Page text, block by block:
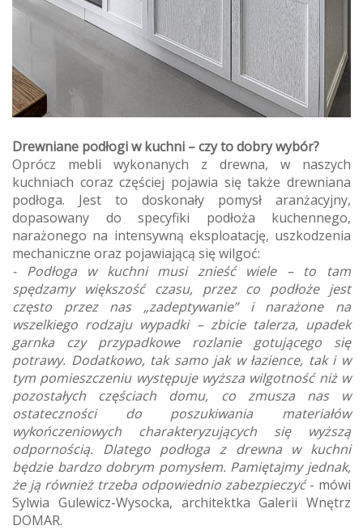
Drewniane podłogi w kuchni – czy to dobry wybór?
Oprócz mebli wykonanych z drewna, w naszych
kuchniach coraz częściej pojawia się także drewniana
podłoga. Jest to doskonały pomysł aranżacyjny,
dopasowany do specyfiki podłoża kuchennego,
narażonego na intensywną eksploatację, uszkodzenia
mechaniczne oraz pojawiającą się wilgoć:
- Podłoga w kuchni musi znieść wiele – to tam
spędzamy większość czasu, przez co podłoże jest
często przez nas „zadeptywanie” i narażone na
wszelkiego rodzaju wypadki – zbicie talerza, upadek
garnka czy przypadkowe rozlanie gotującego się
potrawy. Dodatkowo, tak samo jak w łazience, tak i w
tym pomieszczeniu występuje wyższa wilgotność niż w
pozostałych częściach domu, co zmusza nas w
ostateczności do poszukiwania materiałów
wykończeniowych charakteryzujących się wyższą
odpornością. Dlatego podłoga z drewna w kuchni
będzie bardzo dobrym pomysłem. Pamiętajmy jednak,
że ją również trzeba odpowiednio zabezpieczyć- mówi
Sylwia Gulewicz-Wysocka, architektka Galerii Wnętrz
DOMAR.